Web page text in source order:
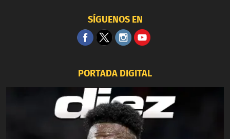
SÍGUENOS EN
PORTADA DIGITAL